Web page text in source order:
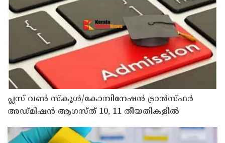
പ്ലസ് വൺ സ്‌കൂൾ/കോമ്പിനേഷൻ ട്രാൻസ്ഫർ
അഡ്മിഷൻ ആഗസ്ത് 10, 11 തീയതികളിൽ